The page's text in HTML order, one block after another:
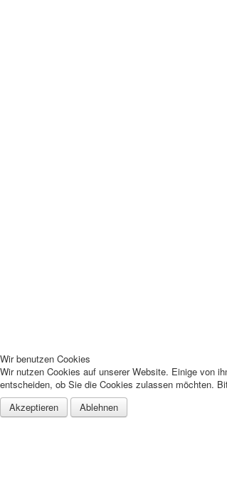
Wir benutzen Cookies
Wir nutzen Cookies auf unserer Website. Einige von
entscheiden, ob Sie die Cookies zulassen möchten.
Akzeptieren
Ablehnen